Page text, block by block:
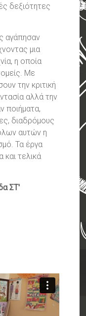
δεξιότητες
αγάπησαν
μια
η οποία
Με
την κριτική
αλλά την
ποιήματα,
διαδρόμους
αυτών η
Τα έργα
και τελικά
ΣΤ'